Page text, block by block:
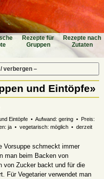
Rezepte für
Gruppen
Rezepte nach
Zutaten
verbergen –
und Eintöpfe»
Eintöpfe • Aufwand: gering • Preis:
ja • vegetarisch: möglich • derzeit
Vorsuppe schmeckt immer
man beim Backen von
von Zucker backt und für die
Für Vegetarier verwendet man